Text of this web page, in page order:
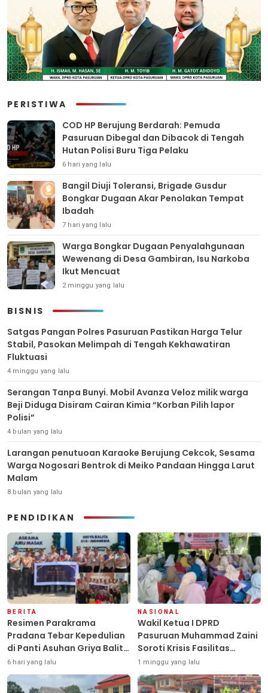
PERISTIWA
COD HP Berujung Berdarah: Pemuda
Pasuruan Dibegal dan Dibacok di Tengah
Hutan Polisi Buru Tiga Pelaku
6 hari yang lalu
Bangil Diuji Toleransi, Brigade Gusdur
Bongkar Dugaan Akar Penolakan Tempat
Ibadah
7 hari yang lalu
Warga Bongkar Dugaan Penyalahgunaan
Wewenang di Desa Gambiran, Isu Narkoba
Ikut Mencuat
2 minggu yang lalu
BISNIS
Satgas Pangan Polres Pasuruan Pastikan Harga Telur
Stabil, Pasokan Melimpah di Tengah Kekhawatiran
Fluktuasi
4 minggu yang lalu
Serangan Tanpa Bunyi. Mobil Avanza Veloz milik warga
Beji Diduga Disiram Cairan Kimia “Korban Pilih lapor
Polisi”
4 bulan yang lalu
Larangan penutuoan Karaoke Berujung Cekcok, Sesama
Warga Nogosari Bentrok di Meiko Pandaan Hingga Larut
Malam
8 bulan yang lalu
PENDIDIKAN
BERITA
Resimen Parakrama
Pradana Tebar Kepedulian
di Panti Asuhan Griya Balita
SYD, Peluk Hangat Balita
Terlantar “POLRI Hadir
Dengan Hati”
6 hari yang lalu
NASIONAL
Wakil Ketua I DPRD
Pasuruan Muhammad Zaini
Soroti Krisis Fasilitas
Sekolah di Tengah Efisiensi
Anggaran
1 minggu yang lalu